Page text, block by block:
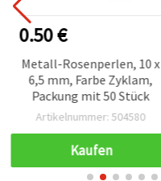
0.50 €
Metall-Rosenperlen, 10 x
6,5 mm, Farbe Zyklam,
Packung mit 50 Stück
Artikelnummer: 504580
Kaufen